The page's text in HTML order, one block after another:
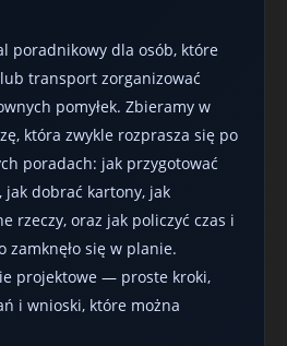
poradnikowy dla osób, które
transport zorganizować
pomyłek. Zbieramy w
która zwykle rozprasza się po
poradach: jak przygotować
dobrać kartony, jak
rzeczy, oraz jak policzyć czas i
zamknęło się w planie.
projektowe — proste kroki,
i wnioski, które można